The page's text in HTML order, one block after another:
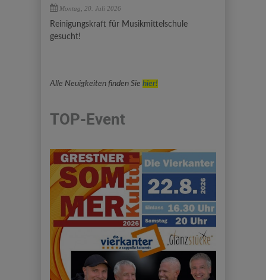
Montag, 20. Juli 2026
Reinigungskraft für Musikmittelschule
gesucht!
Alle Neuigkeiten finden Sie hier!
TOP-Event